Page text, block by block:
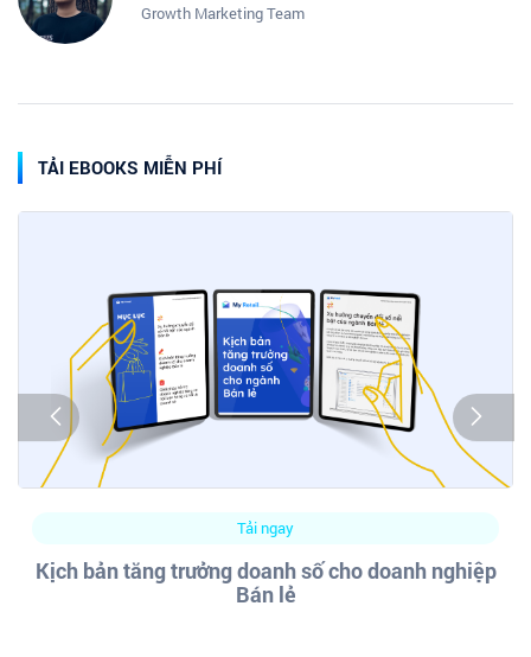
Growth Marketing Team
TẢI EBOOKS MIỄN PHÍ
Tải ngay
Kịch bản tăng trưởng doanh số cho doanh nghiệp
Bán lẻ